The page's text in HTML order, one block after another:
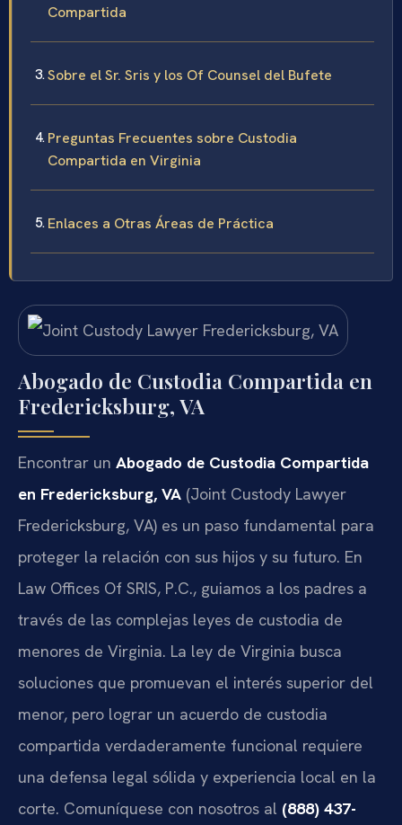
Compartida
Sobre el Sr. Sris y los Of Counsel del Bufete
Preguntas Frecuentes sobre Custodia
Compartida en Virginia
Enlaces a Otras Áreas de Práctica
Abogado de Custodia Compartida en
Fredericksburg, VA
Encontrar un Abogado de Custodia Compartida
en Fredericksburg, VA (Joint Custody Lawyer
Fredericksburg, VA) es un paso fundamental para
proteger la relación con sus hijos y su futuro. En
Law Offices Of SRIS, P.C., guiamos a los padres a
través de las complejas leyes de custodia de
menores de Virginia. La ley de Virginia busca
soluciones que promuevan el interés superior del
menor, pero lograr un acuerdo de custodia
compartida verdaderamente funcional requiere
una defensa legal sólida y experiencia local en la
corte. Comuníquese con nosotros al (888) 437-